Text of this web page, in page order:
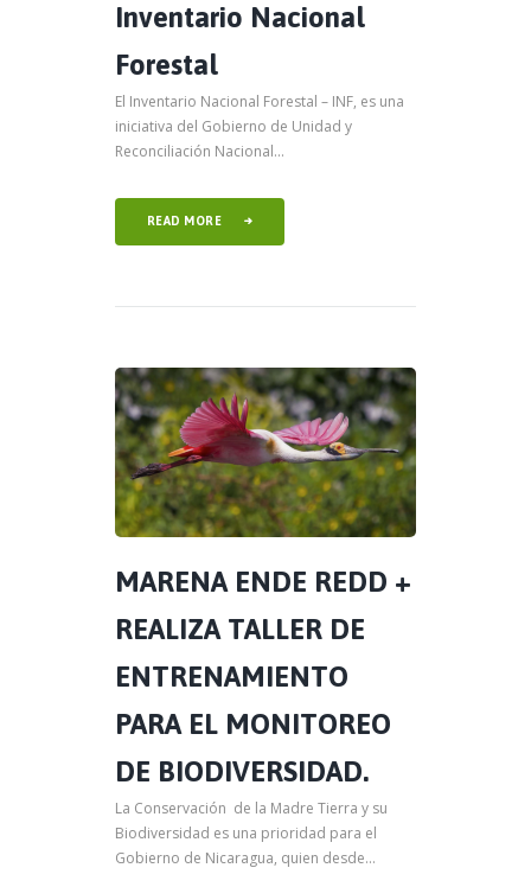
Inventario Nacional
Forestal
El Inventario Nacional Forestal – INF, es una
iniciativa del Gobierno de Unidad y
Reconciliación Nacional...
READ MORE
MARENA ENDE REDD +
REALIZA TALLER DE
ENTRENAMIENTO
PARA EL MONITOREO
DE BIODIVERSIDAD.
La Conservación de la Madre Tierra y su
Biodiversidad es una prioridad para el
Gobierno de Nicaragua, quien desde...